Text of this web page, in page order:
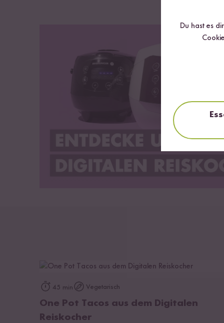
Finde deinen Lieblingsreis Set
Jasmin Reis, Thai-Hom-Mali aus Thailand
Bio Vollkorn Basmati Reis, aus Pakistan
Schwarzer Reis, Bio Nerone vom Piemont, Italien
Natur Reis, Bio-Tondo Integrale vom Piemont, Italien
Bedienungsanleitung (Schwarz)
Garantiebedingungen
45 min Vegetarisch
One Pot Tacos aus dem Digitalen
Reiskocher
Du hast es